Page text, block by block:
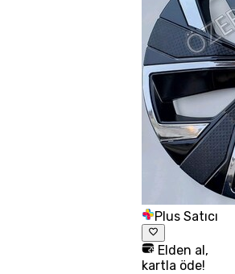
Plus Satıcı
Elden al,
kartla öde!